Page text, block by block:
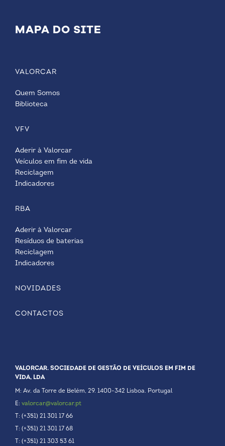
MAPA DO SITE
VALORCAR
Quem Somos
Biblioteca
VFV
Aderir à Valorcar
Veículos em fim de vida
Reciclagem
Indicadores
RBA
Aderir à Valorcar
Resíduos de baterias
Reciclagem
Indicadores
NOVIDADES
CONTACTOS
VALORCAR. SOCIEDADE DE GESTÃO DE VEÍCULOS EM FIM DE
VIDA, LDA
M: Av. da Torre de Belém, 29. 1400-342 Lisboa. Portugal
E: valorcar@valorcar.pt
T: (+351) 21 301 17 66
T: (+351) 21 301 17 68
T: (+351) 21 303 53 61